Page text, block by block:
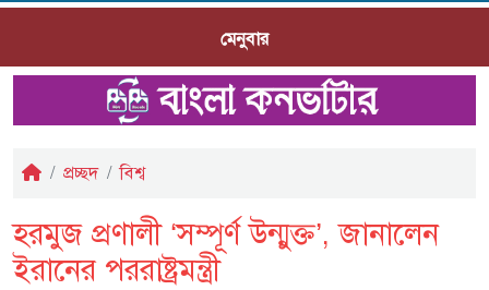
মেনুবার
প্রচ্ছদ বিশ্ব
হরমুজ প্রণালী ‘সম্পূর্ণ উন্মুক্ত’, জানালেন
ইরানের পররাষ্ট্রমন্ত্রী